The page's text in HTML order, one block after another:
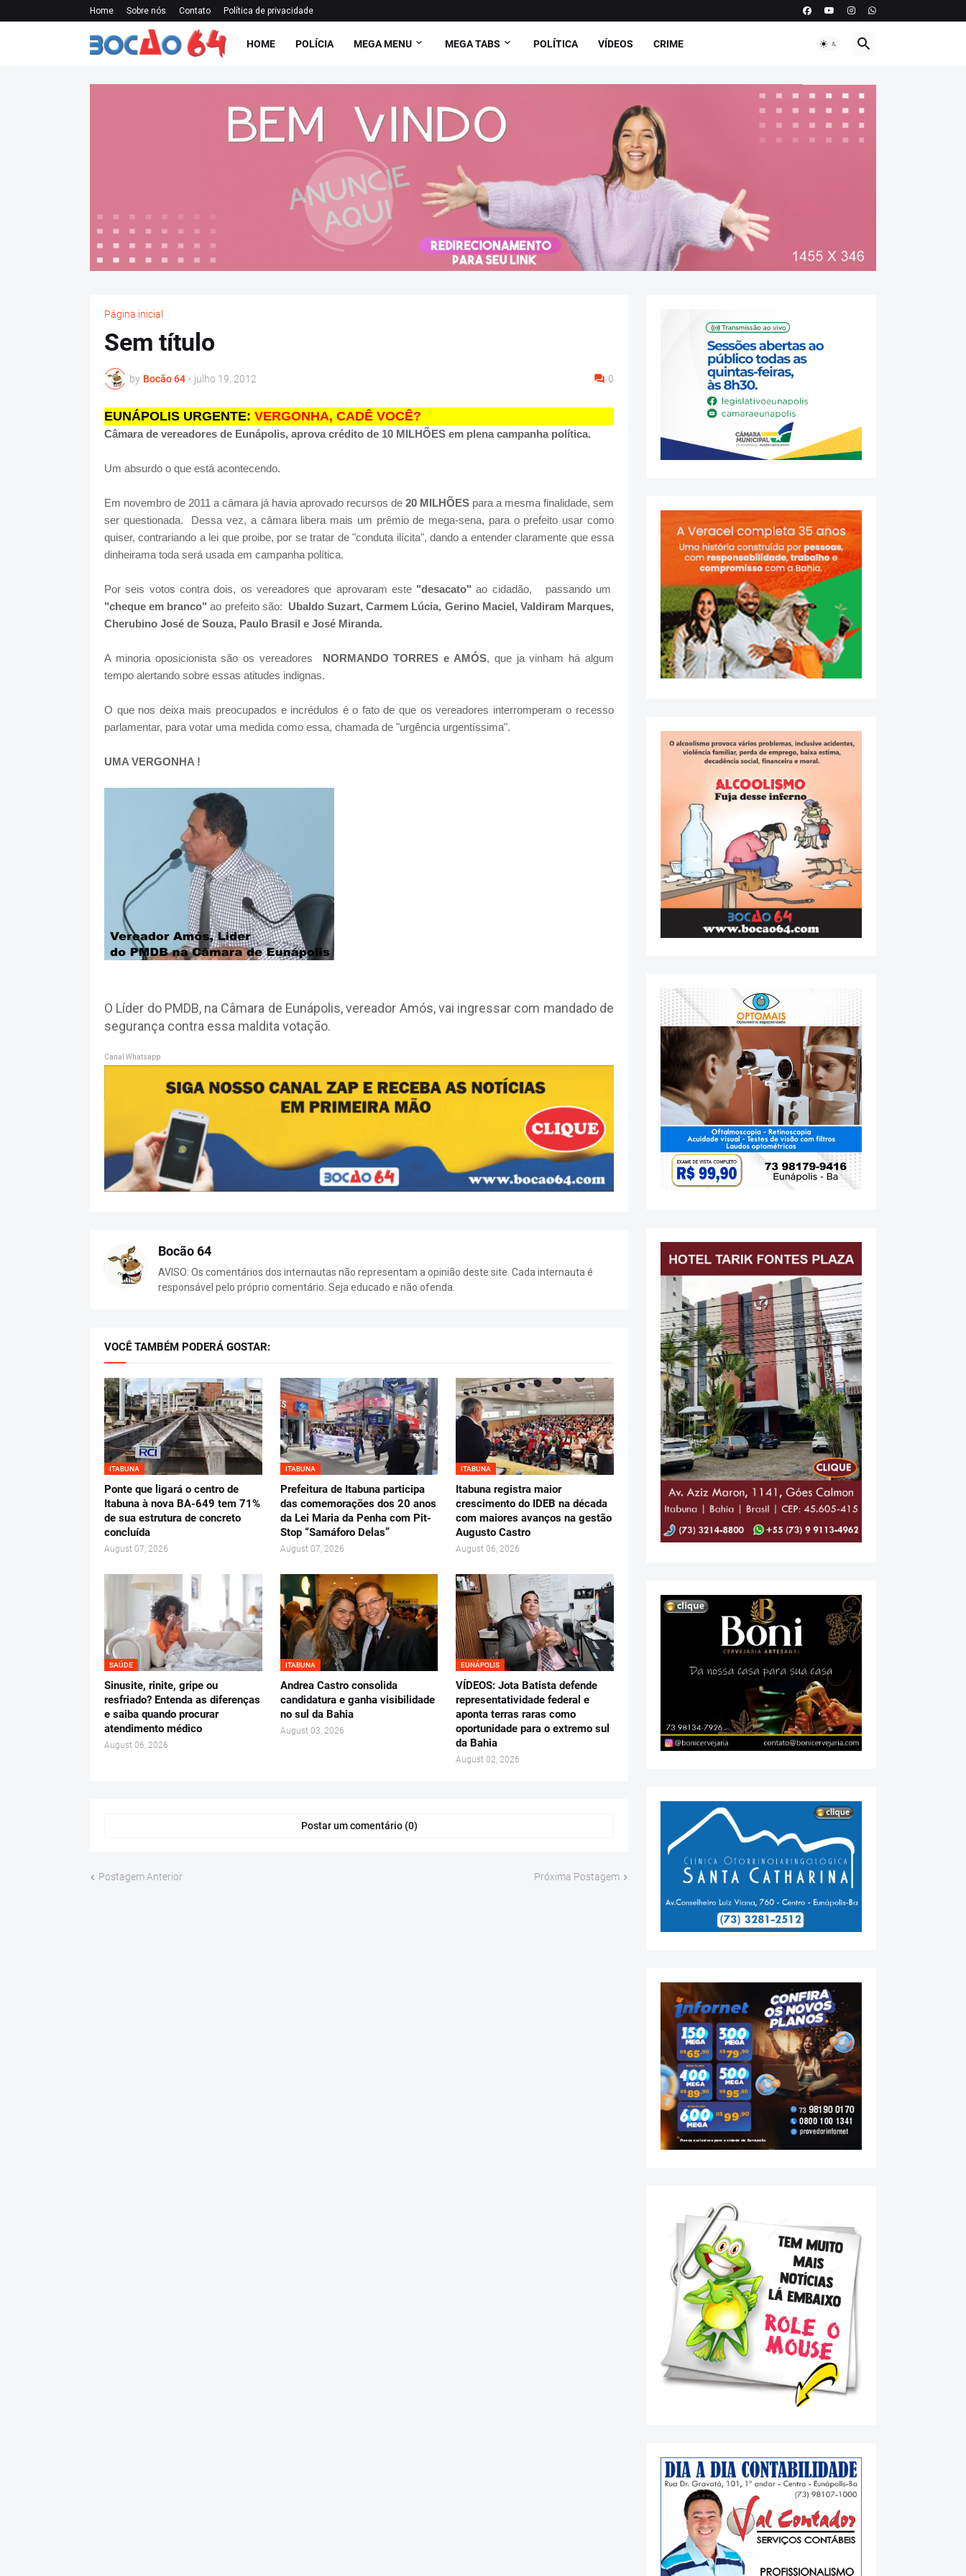
Home Sobre nós Contato Política de privacidade
HOME POLÍCIA MEGA MENU MEGA TABS POLÍTICA VÍDEOS CRIME
Página inicial
Sem título
by Bocão 64 - julho 19, 2012 0
EUNÁPOLIS URGENTE: VERGONHA, CADÊ VOCÊ?
Câmara de vereadores de Eunápolis, aprova crédito de 10 MILHÕES em plena campanha política.
Um absurdo o que está acontecendo.
Em novembro de 2011 a câmara já havia aprovado recursos de 20 MILHÕES para a mesma finalidade, sem
ser questionada. Dessa vez, a câmara libera mais um prêmio de mega-sena, para o prefeito usar como
quiser, contrariando a lei que proibe, por se tratar de "conduta ilícita", dando a entender claramente que essa
dinheirama toda será usada em campanha política.
Por seis votos contra dois, os vereadores que aprovaram este"desacato" ao cidadão, passando um
"cheque em branco" ao prefeito são: Ubaldo Suzart, Carmem Lúcia, Gerino Maciel, Valdiram Marques,
Cherubino José de Souza, Paulo Brasil e José Miranda.
A minoria oposicionista são os vereadores NORMANDO TORRES e AMÓS, que ja vinham há algum
tempo alertando sobre essas atitudes indignas.
O que nos deixa mais preocupados e incrédulos é o fato de que os vereadores interromperam o recesso
parlamentar, para votar uma medida como essa, chamada de "urgência urgentíssima".
UMA VERGONHA !
O Líder do PMDB, na Câmara de Eunápolis, vereador Amós, vai ingressar com mandado de
segurança contra essa maldita votação.
Canal Whatsapp
Bocão 64
AVISO: Os comentários dos internautas não representam a opinião deste site. Cada internauta é
responsável pelo próprio comentário. Seja educado e não ofenda.
VOCÊ TAMBÉM PODERÁ GOSTAR:
ITABUNA
Ponte que ligará o centro de
Itabuna à nova BA-649 tem 71%
de sua estrutura de concreto
concluída
August 07, 2026
ITABUNA
Prefeitura de Itabuna participa
das comemorações dos 20 anos
da Lei Maria da Penha com Pit-
Stop “Samáforo Delas”
August 07, 2026
ITABUNA
Itabuna registra maior
crescimento do IDEB na década
com maiores avanços na gestão
Augusto Castro
August 06, 2026
SAÚDE
Sinusite, rinite, gripe ou
resfriado? Entenda as diferenças
e saiba quando procurar
atendimento médico
August 06, 2026
ITABUNA
Andrea Castro consolida
candidatura e ganha visibilidade
no sul da Bahia
August 03, 2026
EUNÁPOLIS
VÍDEOS: Jota Batista defende
representatividade federal e
aponta terras raras como
oportunidade para o extremo sul
da Bahia
August 02, 2026
Postar um comentário (0)
Postagem Anterior Próxima Postagem